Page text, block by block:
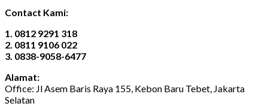
Contact Kami:
1. 0812 9291 318
2. 0811 9106 022
3. 0838-9058-6477
Alamat:
Office: Jl Asem Baris Raya 155, Kebon Baru Tebet, Jakarta
Selatan